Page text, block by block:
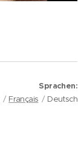
Sprachen
Français Deutsch